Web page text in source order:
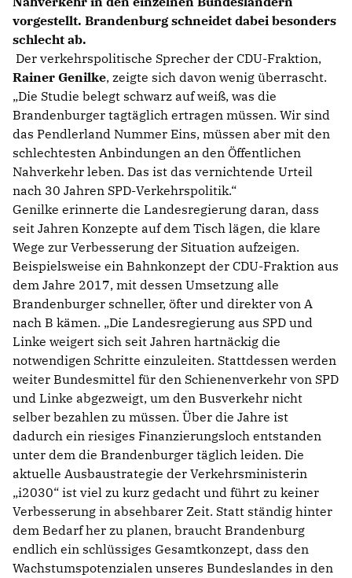
vorgestellt. Brandenburg schneidet dabei besonders
schlecht ab.
Der verkehrspolitische Sprecher der CDU-Fraktion,
Rainer Genilke, zeigte sich davon wenig überrascht.
Die Studie belegt schwarz auf weiß, was die
Brandenburger tagtäglich ertragen müssen. Wir sind
das Pendlerland Nummer Eins, müssen aber mit den
schlechtesten Anbindungen an den Öffentlichen
Nahverkehr leben. Das ist das vernichtende Urteil
nach 30 Jahren SPD-Verkehrspolitik.“
Genilke erinnerte die Landesregierung daran, dass
seit Jahren Konzepte auf dem Tisch lägen, die klare
Wege zur Verbesserung der Situation aufzeigen.
Beispielsweise ein Bahnkonzept der CDU-Fraktion aus
dem Jahre 2017, mit dessen Umsetzung alle
Brandenburger schneller, öfter und direkter von A
nach B kämen. „Die Landesregierung aus SPD und
Linke weigert sich seit Jahren hartnäckig die
notwendigen Schritte einzuleiten. Stattdessen werden
weiter Bundesmittel für den Schienenverkehr von SPD
und Linke abgezweigt, um den Busverkehr nicht
selber bezahlen zu müssen. Über die Jahre ist
dadurch ein riesiges Finanzierungsloch entstanden
unter dem die Brandenburger täglich leiden. Die
aktuelle Ausbaustrategie der Verkehrsministerin
i2030“ ist viel zu kurz gedacht und führt zu keiner
Verbesserung in absehbarer Zeit. Statt ständig hinter
dem Bedarf her zu planen, braucht Brandenburg
endlich ein schlüssiges Gesamtkonzept, dass den
Wachstumspotenzialen unseres Bundeslandes in den